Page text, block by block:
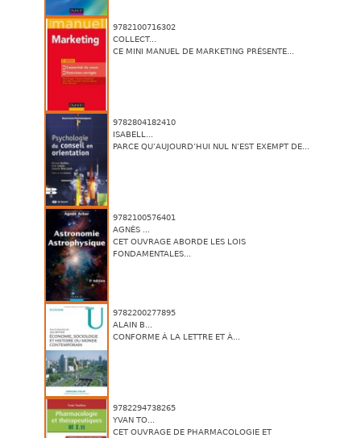
9782100716302
COLLECT...
CE MINI MANUEL DE MARKETING PRÉSENTE...
9782804182410
ISABELL...
PARCE QU’AUJOURD’HUI NUL N’EST EXEMPT DE...
9782100576401
AGNÈS ...
CET OUVRAGE ABORDE LES LOIS
FONDAMENTALES...
9782200277895
ALAIN B...
CONFORME À LA LETTRE ET À...
9782294738265
YVAN TO...
CET OUVRAGE DE PHARMACOLOGIE ET